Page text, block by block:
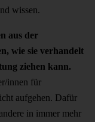
wissen.
aus der
wie sie verhandelt
ziehen kann.
innen für
aufgehen. Dafür
in immer mehr